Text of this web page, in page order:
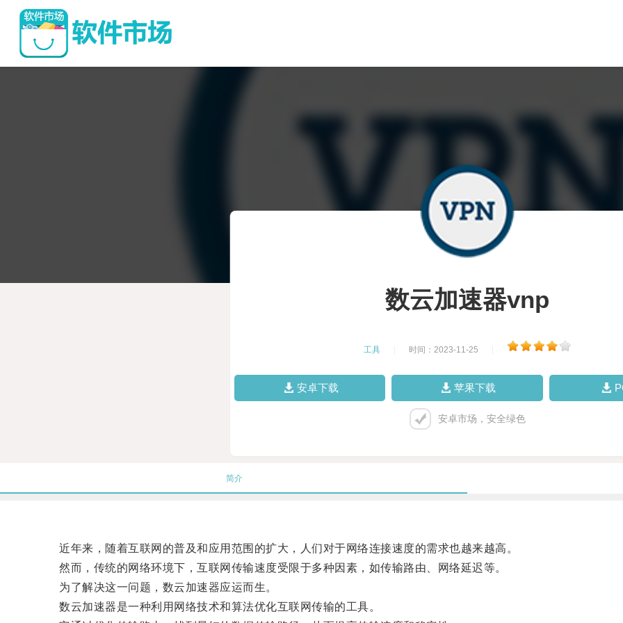
数云加速器vnp
工具 时间：2023-11-25
安卓下载 苹果下载
安卓市场，安全绿色
简介
近年来，随着互联网的普及和应用范围的扩大，人们对于网络连接速度的需求也越来越高。
然而，传统的网络环境下，互联网传输速度受限于多种因素，如传输路由、网络延迟等。
为了解决这一问题，数云加速器应运而生。
数云加速器是一种利用网络技术和算法优化互联网传输的工具。